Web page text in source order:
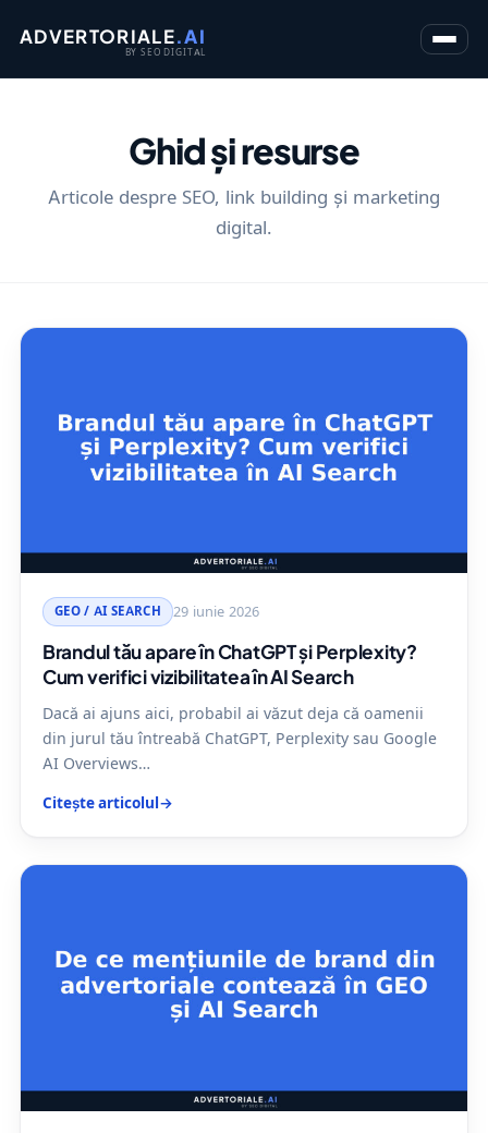
ADVERTORIALE.AI
BY SEO DIGITAL
Ghid și resurse
Articole despre SEO, link building și marketing
digital.
GEO / AI SEARCH 29 iunie 2026
Brandul tău apare în ChatGPT și Perplexity?
Cum verifici vizibilitatea în AI Search
Dacă ai ajuns aici, probabil ai văzut deja că oamenii
din jurul tău întreabă ChatGPT, Perplexity sau Google
AI Overviews…
Citește articolul →